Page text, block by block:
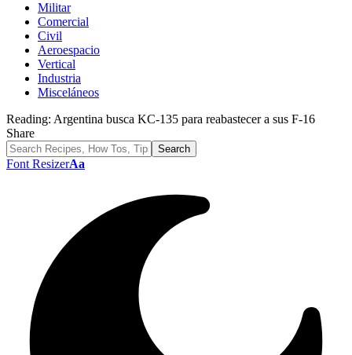
Militar
Comercial
Civil
Aeroespacio
Vertical
Industria
Misceláneos
Reading: Argentina busca KC-135 para reabastecer a sus F-16
Share
Font ResizerAa